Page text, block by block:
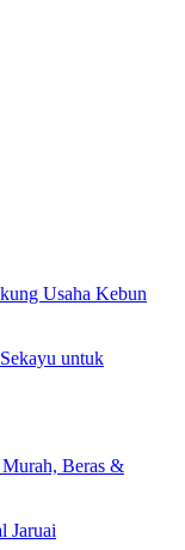
Usaha Kebun
untuk
Beras &
Jaruai